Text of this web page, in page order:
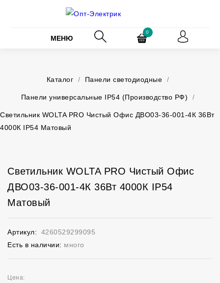
МЕНЮ
0
Каталог / Панели светодиодные /
Панели универсальные IP54 (Производство РФ) /
Светильник WOLTA PRO Чистый Офис ДВО03-36-001-4К 36Вт
4000К IP54 Матовый
Светильник WOLTA PRO Чистый Офис
ДВО03-36-001-4К 36Вт 4000К IP54
Матовый
Артикул:
4260529299095
Есть в наличии: много
Цена: